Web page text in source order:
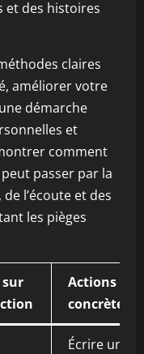
et des histoires
claires
améliorer votre
démarche
et
comment
passer par la
l’écoute et des
les pièges
Actions
concrètes
Écrire un